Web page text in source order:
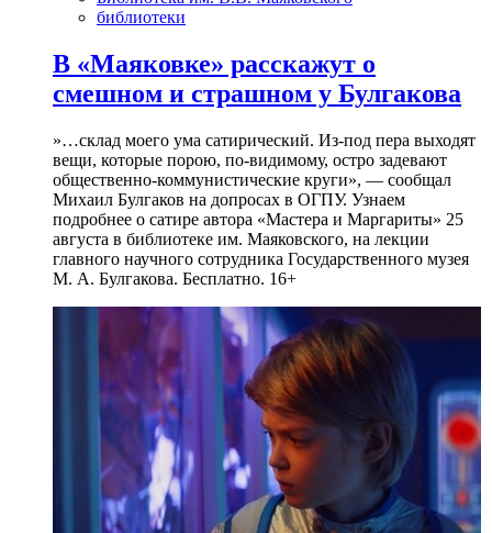
библиотеки
В «Маяковке» расскажут о
смешном и страшном у Булгакова
»…склад моего ума сатирический. Из-под пера выходят
вещи, которые порою, по-видимому, остро задевают
общественно-коммунистические круги», — сообщал
Михаил Булгаков на допросах в ОГПУ. Узнаем
подробнее о сатире автора «Мастера и Маргариты» 25
августа в библиотеке им. Маяковского, на лекции
главного научного сотрудника Государственного музея
М. А. Булгакова. Бесплатно. 16+